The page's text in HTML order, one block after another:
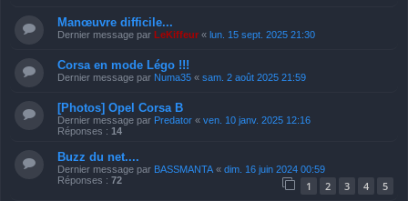
Manœuvre difficile...
Dernier message par LeKiffeur « lun. 15 sept. 2025 21:30
Corsa en mode Légo !!!
Dernier message par Numa35 « sam. 2 août 2025 21:59
[Photos] Opel Corsa B
Dernier message par Predator « ven. 10 janv. 2025 12:16
Réponses : 14
Buzz du net....
Dernier message par BASSMANTA « dim. 16 juin 2024 00:59
Réponses : 72 1 2 3 4 5